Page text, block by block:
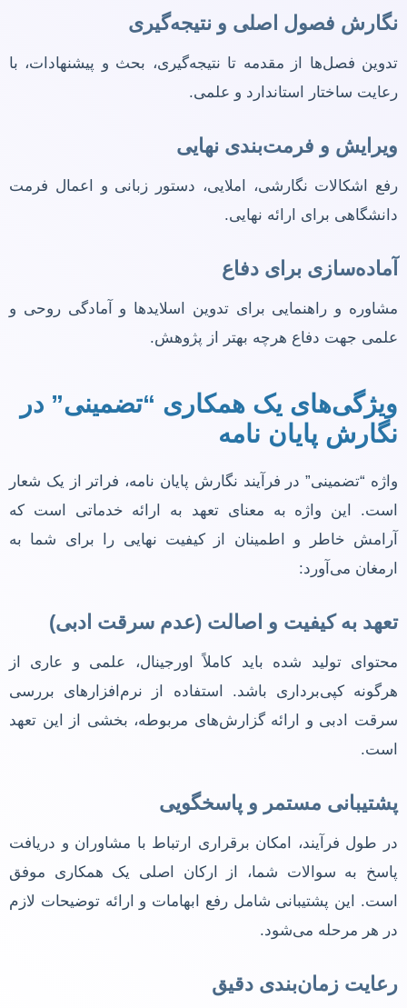
نگارش فصول اصلی و نتیجه‌گیری
تدوین فصل‌ها از مقدمه تا نتیجه‌گیری، بحث و پیشنهادات، با
رعایت ساختار استاندارد و علمی.
ویرایش و فرمت‌بندی نهایی
رفع اشکالات نگارشی، املایی، دستور زبانی و اعمال فرمت
دانشگاهی برای ارائه نهایی.
آماده‌سازی برای دفاع
مشاوره و راهنمایی برای تدوین اسلایدها و آمادگی روحی و
علمی جهت دفاع هرچه بهتر از پژوهش.
ویژگی‌های یک همکاری “تضمینی” در
نگارش پایان نامه
واژه “تضمینی” در فرآیند نگارش پایان نامه، فراتر از یک شعار
است. این واژه به معنای تعهد به ارائه خدماتی است که
آرامش خاطر و اطمینان از کیفیت نهایی را برای شما به
ارمغان می‌آورد:
تعهد به کیفیت و اصالت (عدم سرقت ادبی)
محتوای تولید شده باید کاملاً اورجینال، علمی و عاری از
هرگونه کپی‌برداری باشد. استفاده از نرم‌افزارهای بررسی
سرقت ادبی و ارائه گزارش‌های مربوطه، بخشی از این تعهد
است.
پشتیبانی مستمر و پاسخگویی
در طول فرآیند، امکان برقراری ارتباط با مشاوران و دریافت
پاسخ به سوالات شما، از ارکان اصلی یک همکاری موفق
است. این پشتیبانی شامل رفع ابهامات و ارائه توضیحات لازم
در هر مرحله می‌شود.
رعایت زمان‌بندی دقیق